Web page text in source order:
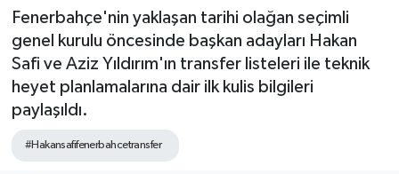
Fenerbahçe'nin yaklaşan tarihi olağan seçimli
genel kurulu öncesinde başkan adayları Hakan
Safi ve Aziz Yıldırım'ın transfer listeleri ile teknik
heyet planlamalarına dair ilk kulis bilgileri
paylaşıldı.
#Hakansafifenerbahcetransfer
Spor
Yaşam
Tüm Manşetler
Son Dakika Haberleri
Haber Arşivi